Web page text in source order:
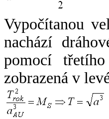
Vypočítanou
nachází
pomocí
zobrazená v